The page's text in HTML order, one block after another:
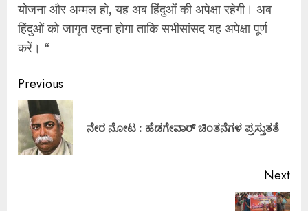
योजना और अम्मल हो, यह अब हिंदुओं की अपेक्षा रहेगी। अब
हिंदुओं को जागृत रहना होगा ताकि सभीसांसद यह अपेक्षा पूर्ण
करें। “
Continue
Reading
Previous
ನೇರ ನೋಟ : ಹೆಡಗೇವಾರ್ ಚಿಂತನೆಗಳ ಪ್ರಸ್ತುತತೆ
Next